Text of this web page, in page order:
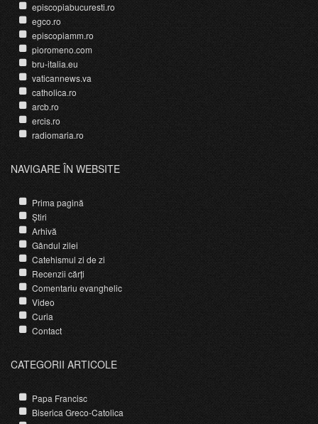
episcopiabucuresti.ro
egco.ro
episcopiamm.ro
pioromeno.com
bru-italia.eu
vaticannews.va
catholica.ro
arcb.ro
ercis.ro
radiomaria.ro
NAVIGARE ÎN WEBSITE
Prima pagină
Știri
Arhivă
Gândul zilei
Catehismul zi de zi
Recenzii cărți
Comentariu evanghelic
Video
Curia
Contact
CATEGORII ARTICOLE
Papa Francisc
Biserica Greco-Catolica